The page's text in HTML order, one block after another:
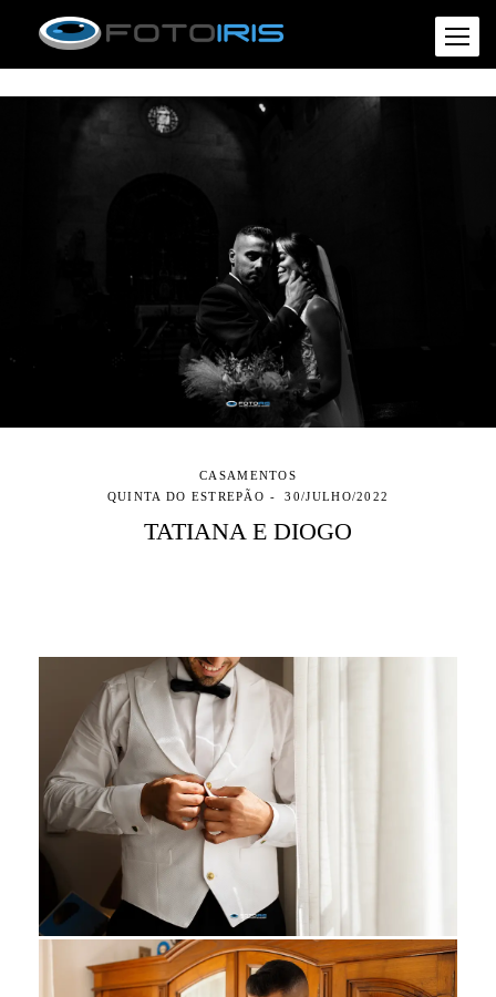
CASAMENTOS
QUINTA DO ESTREPÃO
30/JULHO/2022
TATIANA E DIOGO